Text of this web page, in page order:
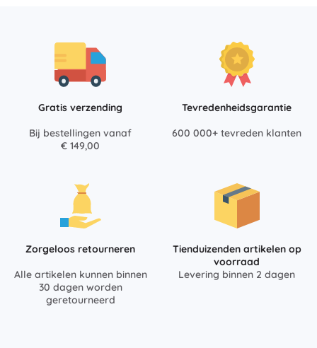
Gratis verzending
Bij bestellingen vanaf
€ 149,00
Tevredenheidsgarantie
600 000+ tevreden klanten
Zorgeloos retourneren
Alle artikelen kunnen binnen
30 dagen worden
geretourneerd
Tienduizenden artikelen op
voorraad
Levering binnen 2 dagen